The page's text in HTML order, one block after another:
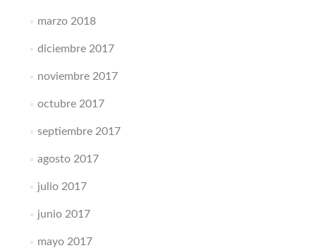
marzo 2018
diciembre 2017
noviembre 2017
octubre 2017
septiembre 2017
agosto 2017
julio 2017
junio 2017
mayo 2017